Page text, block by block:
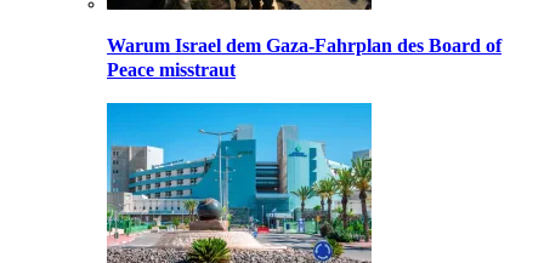
Warum Israel dem Gaza-Fahrplan des Board of
Peace misstraut